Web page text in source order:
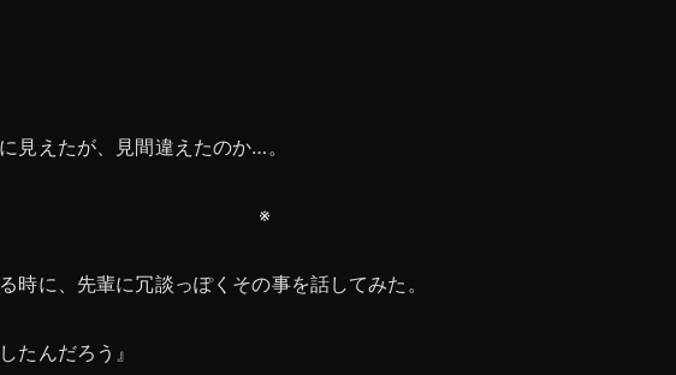
見えたが、見間違えたのか…。
※
時に、先輩に冗談っぽくその事を話してみた。
たんだろう』